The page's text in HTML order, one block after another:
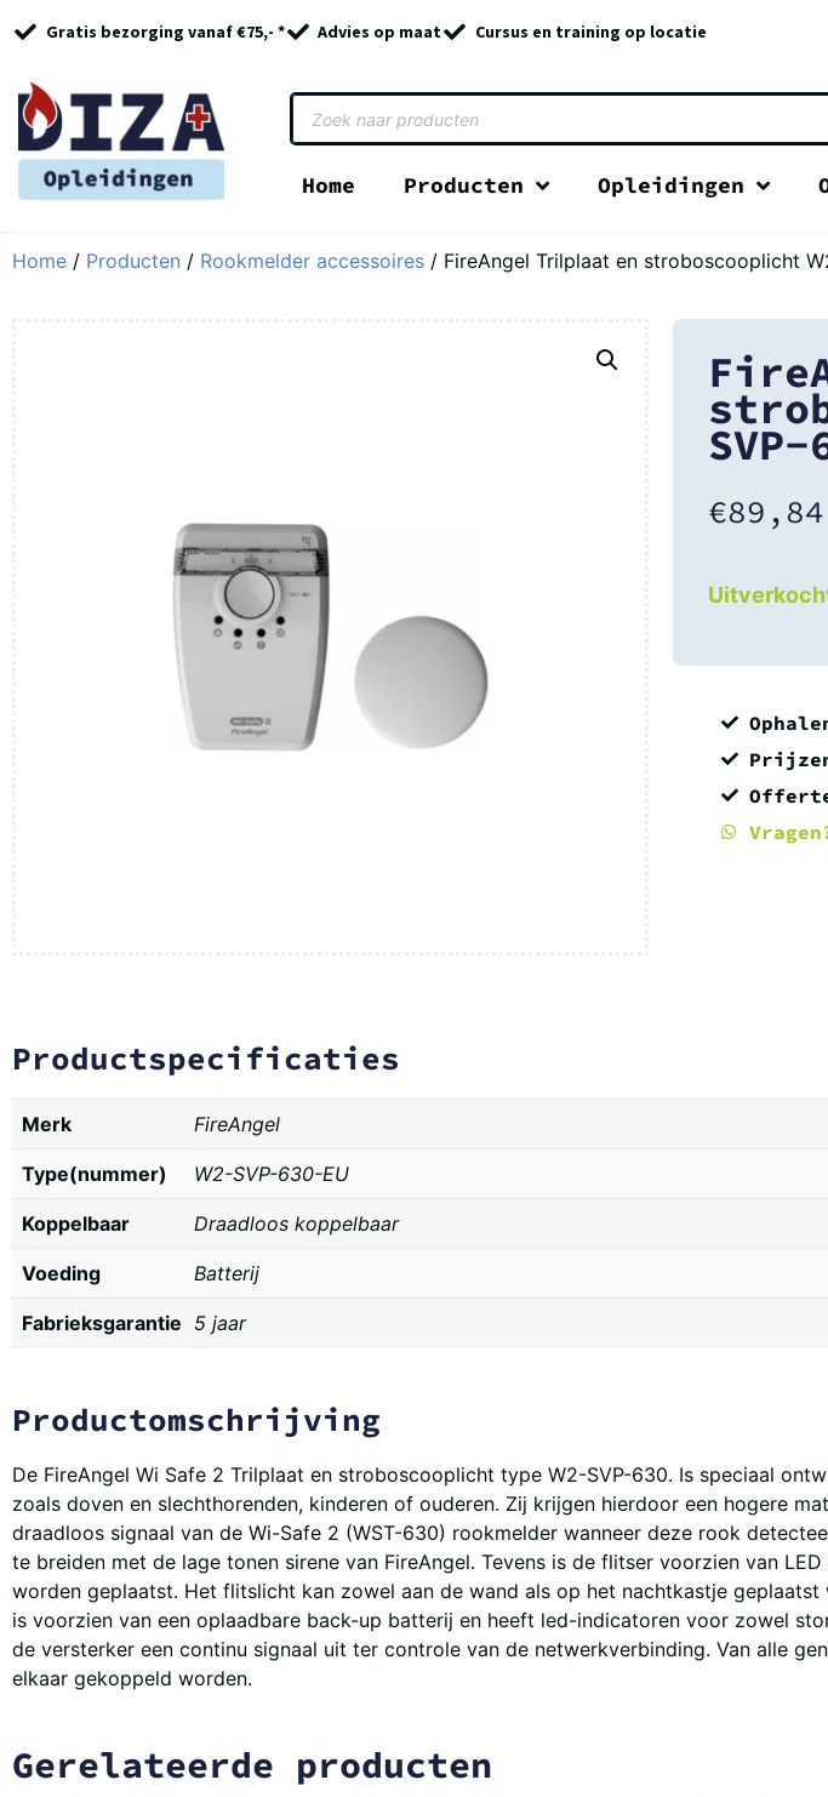
Gratis bezorging vanaf €75,- * Advies op maat Cursus en training op locatie
Home Producten Opleidingen
Home / Producten / Rookmelder accessoires / FireAngel Trilplaat en stroboscooplicht
SVP-
€89,84
Productspecificaties
Merk FireAngel
Type(nummer) W2-SVP-630-EU
Koppelbaar Draadloos koppelbaar
Voeding Batterij
Fabrieksgarantie 5 jaar
Productomschrijving
De FireAngel Wi Safe 2 Trilplaat en stroboscooplicht type W2-SVP-630. Is speciaal
zoals doven en slechthorenden, kinderen of ouderen. Zij krijgen hierdoor een hogere
draadloos signaal van de Wi-Safe 2 (WST-630) rookmelder wanneer deze rook
te breiden met de lage tonen sirene van FireAngel. Tevens is de flitser voorzien van
worden geplaatst. Het flitslicht kan zowel aan de wand als op het nachtkastje
is voorzien van een oplaadbare back-up batterij en heeft led-indicatoren voor zowel
de versterker een continu signaal uit ter controle van de netwerkverbinding. Van alle
elkaar gekoppeld worden.
Gerelateerde producten